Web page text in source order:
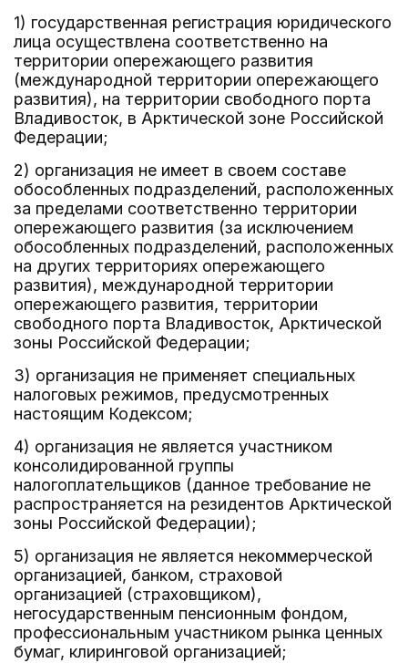
1) государственная регистрация юридического
лица осуществлена соответственно на
территории опережающего развития
(международной территории опережающего
развития), на территории свободного порта
Владивосток, в Арктической зоне Российской
Федерации;
2) организация не имеет в своем составе
обособленных подразделений, расположенных
за пределами соответственно территории
опережающего развития (за исключением
обособленных подразделений, расположенных
на других территориях опережающего
развития), международной территории
опережающего развития, территории
свободного порта Владивосток, Арктической
зоны Российской Федерации;
3) организация не применяет специальных
налоговых режимов, предусмотренных
настоящим Кодексом;
4) организация не является участником
консолидированной группы
налогоплательщиков (данное требование не
распространяется на резидентов Арктической
зоны Российской Федерации);
5) организация не является некоммерческой
организацией, банком, страховой
организацией (страховщиком),
негосударственным пенсионным фондом,
профессиональным участником рынка ценных
бумаг, клиринговой организацией;